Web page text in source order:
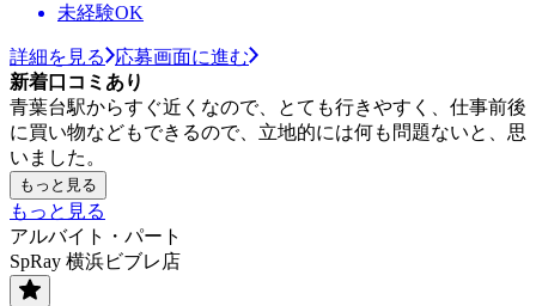
未経験OK
詳細を見る
応募画面に進む
新着口コミあり
青葉台駅からすぐ近くなので、とても行きやすく、仕事前後
に買い物などもできるので、立地的には何も問題ないと、思
いました。
もっと見る
もっと見る
アルバイト・パート
SpRay 横浜ビブレ店